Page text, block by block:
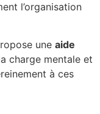
l’organisation
une aide
charge mentale et
à ces